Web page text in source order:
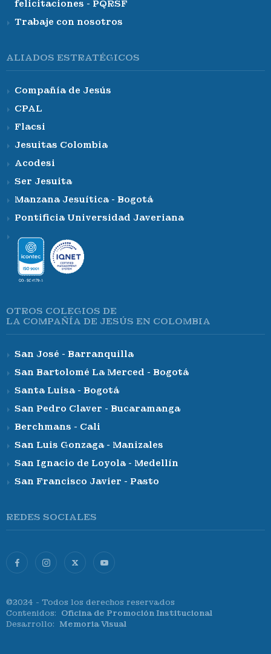
felicitaciones - PQRSF
Trabaje con nosotros
ALIADOS ESTRATÉGICOS
Compañía de Jesús
CPAL
Flacsi
Jesuitas Colombia
Acodesi
Ser Jesuita
Manzana Jesuítica - Bogotá
Pontificia Universidad Javeriana
OTROS COLEGIOS DE
LA COMPAÑÍA DE JESÚS EN COLOMBIA
San José - Barranquilla
San Bartolomé La Merced - Bogotá
Santa Luisa - Bogotá
San Pedro Claver - Bucaramanga
Berchmans - Cali
San Luis Gonzaga - Manizales
San Ignacio de Loyola - Medellín
San Francisco Javier - Pasto
REDES SOCIALES
X
©2024 - Todos los derechos reservados
Contenidos: Oficina de Promoción Institucional
Desarrollo: Memoria Visual